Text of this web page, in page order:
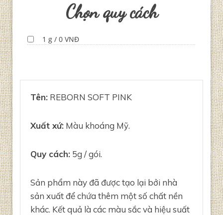
Chọn quy cách
1 g / 0 VNĐ
Tên:REBORN SOFT PINK
Xuất xứ:Màu khoáng Mỹ.
Quy cách:5g / gói.
Sản phẩm này đã được tạo lại bởi nhà
sản xuất để chứa thêm một số chất nền
khác. Kết quả là các màu sắc và hiệu suất